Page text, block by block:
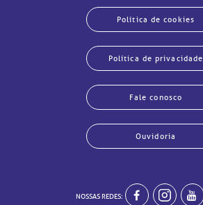
Política de cookies
Política de privacidade
Fale conosco
Ouvidoria
NOSSAS REDES: